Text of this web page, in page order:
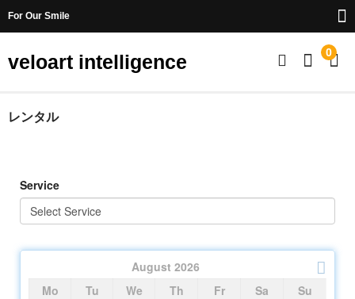
For Our Smile
veloart intelligence 0
ベロモービルとは
お客様の声
製品
ベロモービル
レンタル
レンタル
Service
August 2026
Mo
Tu We Th Fr Sa Su